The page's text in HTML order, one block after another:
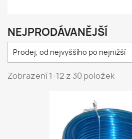
NEJPRODÁVANĚJŠÍ
Prodej, od nejvyššího po nejnižší
Zobrazení 1-12 z 30 položek